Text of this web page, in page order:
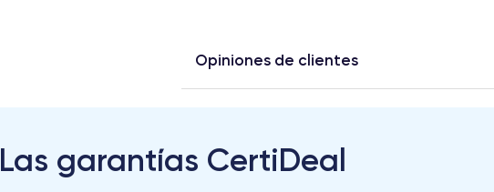
Opiniones de clientes
Las garantías CertiDeal